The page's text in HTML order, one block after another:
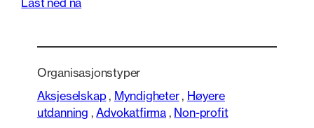
Last ned nå
Organisasjonstyper
Aksjeselskap , Myndigheter , Høyere
utdanning , Advokatfirma , Non-profit